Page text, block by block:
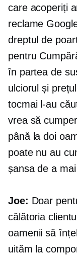
care acoperiți
reclame
dreptul de
pentru
în partea de
ulciorul și
tocmai l-au
vrea să
până la doi
poate nu au
șansa de a
Joe: Doar
călătoria
oamenii să
uităm la